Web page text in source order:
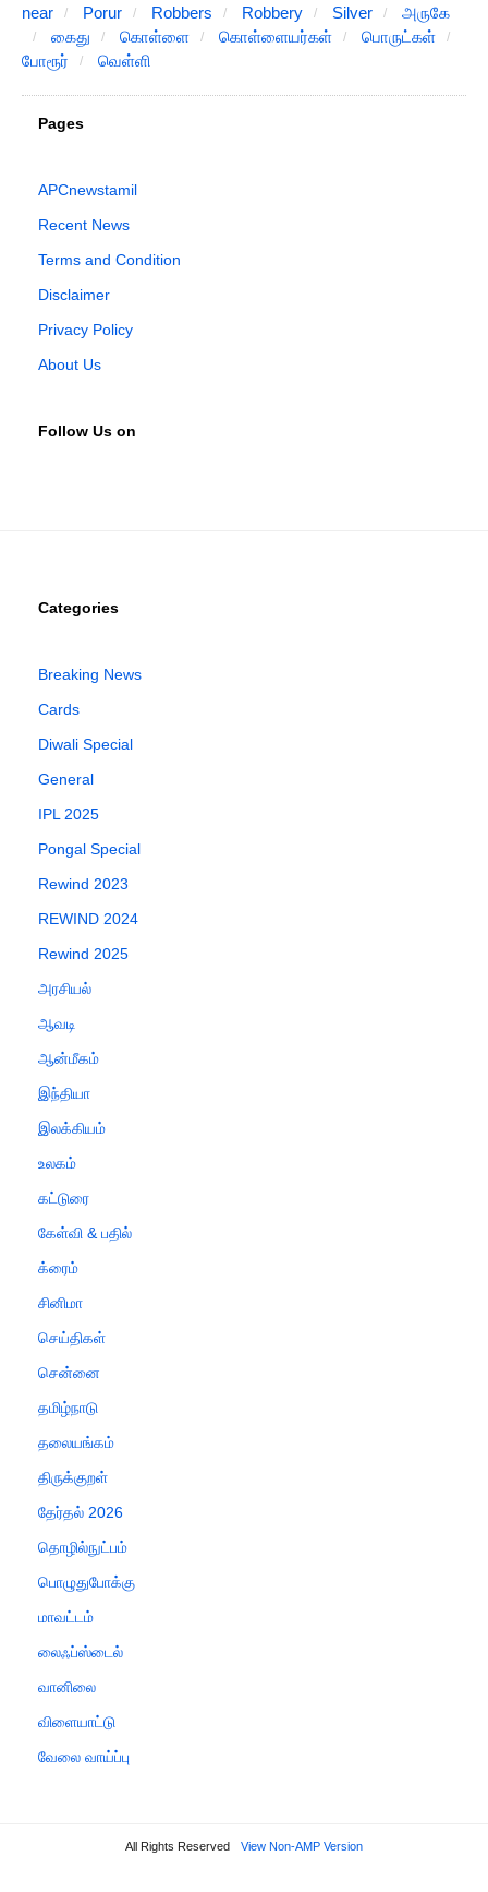
near
Porur Robbers Robbery Silver
அருகே
கைது
கொள்ளை கொள்ளையர்கள்
பொருட்கள்
போரூர்
வெள்ளி
Pages
APCnewstamil
Recent News
Terms and Condition
Disclaimer
Privacy Policy
About Us
Follow Us on
Categories
Breaking News
Cards
Diwali Special
General
IPL 2025
Pongal Special
Rewind 2023
REWIND 2024
Rewind 2025
அரசியல்
ஆவடி
ஆன்மீகம்
இந்தியா
இலக்கியம்
உலகம்
கட்டுரை
கேள்வி & பதில்
க்ரைம்
சினிமா
செய்திகள்
சென்னை
தமிழ்நாடு
தலையங்கம்
திருக்குறள்
தேர்தல் 2026
தொழில்நுட்பம்
பொழுதுபோக்கு
மாவட்டம்
லைஃப்ஸ்டைல்
வானிலை
விளையாட்டு
வேலை வாய்ப்பு
All Rights Reserved View Non-AMP Version